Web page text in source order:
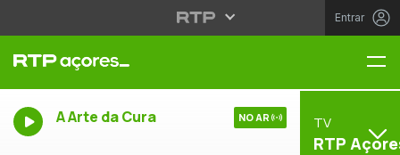
Entrar
A Arte da Cura NO AR TV
RTP